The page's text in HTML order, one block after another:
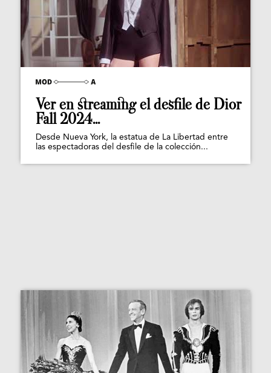
Ver en streaming el desfile de Dior
Fall 2024...
Desde Nueva York, la estatua de La Libertad entre
las espectadoras del desfile de la colección...